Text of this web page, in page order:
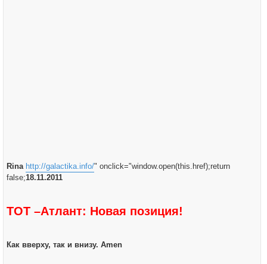
Rina http://galactika.info/" onclick="window.open(this.href);return
false;18.11.2011
ТОТ –Атлант: Новая позиция!
Как вверху, так и внизу. Amen